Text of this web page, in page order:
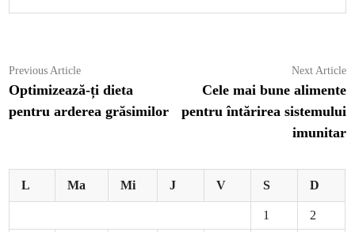
Navigare
în
articole
Previous ArticlePrevious
article:
Optimizează-ți dieta
pentru arderea grăsimilor
Next Article
Cele mai bune alimente
pentru întărirea sistemului
imunitar
L Ma Mi J V S D
1 2